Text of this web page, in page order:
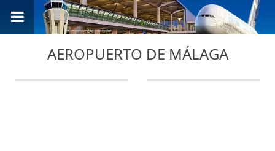
AEROPUERTO DE MÁLAGA